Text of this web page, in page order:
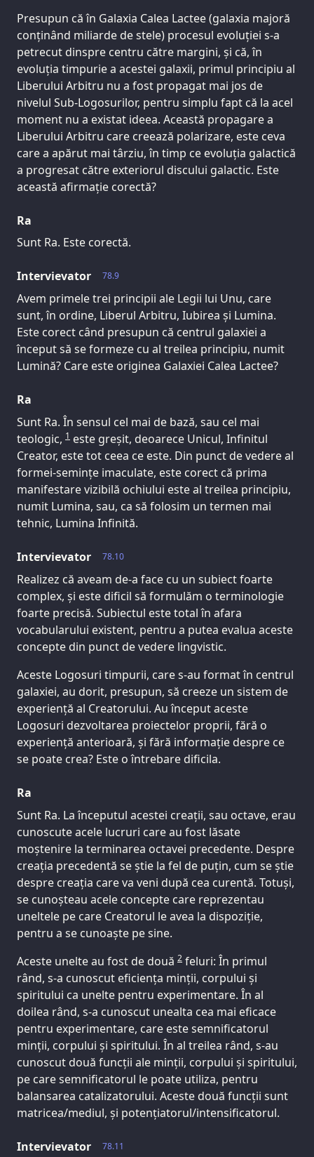
Presupun că în Galaxia Calea Lactee (galaxia majoră
conținând miliarde de stele) procesul evoluției s-a
petrecut dinspre centru către margini, și că, în
evoluția timpurie a acestei galaxii, primul principiu al
Liberului Arbitru nu a fost propagat mai jos de
nivelul Sub-Logosurilor, pentru simplu fapt că la acel
moment nu a existat ideea. Această propagare a
Liberului Arbitru care creează polarizare, este ceva
care a apărut mai târziu, în timp ce evoluția galactică
a progresat către exteriorul discului galactic. Este
această afirmație corectă?
Ra
Sunt Ra. Este corectă.
78.9
Intervievator
Avem primele trei principii ale Legii lui Unu, care
sunt, în ordine, Liberul Arbitru, Iubirea și Lumina.
Este corect când presupun că centrul galaxiei a
început să se formeze cu al treilea principiu, numit
Lumină? Care este originea Galaxiei Calea Lactee?
Ra
Sunt Ra. În sensul cel mai de bază, sau cel mai
teologic, 1 este greșit, deoarece Unicul, Infinitul
Creator, este tot ceea ce este. Din punct de vedere al
formei-semințe imaculate, este corect că prima
manifestare vizibilă ochiului este al treilea principiu,
numit Lumina, sau, ca să folosim un termen mai
tehnic, Lumina Infinită.
78.10
Intervievator
Realizez că aveam de-a face cu un subiect foarte
complex, și este dificil să formulăm o terminologie
foarte precisă. Subiectul este total în afara
vocabularului existent, pentru a putea evalua aceste
concepte din punct de vedere lingvistic.
Aceste Logosuri timpurii, care s-au format în centrul
galaxiei, au dorit, presupun, să creeze un sistem de
experiență al Creatorului. Au început aceste
Logosuri dezvoltarea proiectelor proprii, fără o
experiență anterioară, și fără informație despre ce
se poate crea? Este o întrebare dificila.
Ra
Sunt Ra. La începutul acestei creații, sau octave, erau
cunoscute acele lucruri care au fost lăsate
moștenire la terminarea octavei precedente. Despre
creația precedentă se știe la fel de puțin, cum se știe
despre creația care va veni după cea curentă. Totuși,
se cunoșteau acele concepte care reprezentau
uneltele pe care Creatorul le avea la dispoziție,
pentru a se cunoaște pe sine.
Aceste unelte au fost de două 2 feluri: În primul
rând, s-a cunoscut eficiența minții, corpului și
spiritului ca unelte pentru experimentare. În al
doilea rând, s-a cunoscut unealta cea mai eficace
pentru experimentare, care este semnificatorul
minții, corpului și spiritului. În al treilea rând, s-au
cunoscut două funcții ale minții, corpului și spiritului,
pe care semnificatorul le poate utiliza, pentru
balansarea catalizatorului. Aceste două funcții sunt
matricea/mediul, și potențiatorul/intensificatorul.
78.11
Intervievator